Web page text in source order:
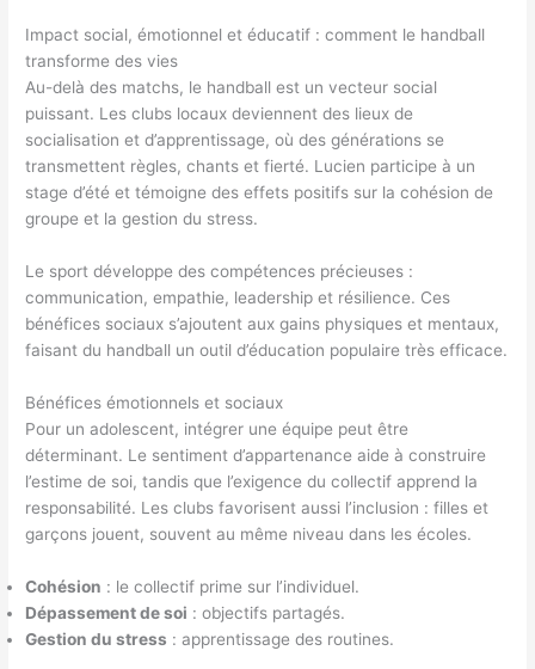
Impact social, émotionnel et éducatif : comment le handball
transforme des vies
Au-delà des matchs, le handball est un vecteur social
puissant. Les clubs locaux deviennent des lieux de
socialisation et d’apprentissage, où des générations se
transmettent règles, chants et fierté. Lucien participe à un
stage d’été et témoigne des effets positifs sur la cohésion de
groupe et la gestion du stress.
Le sport développe des compétences précieuses :
communication, empathie, leadership et résilience. Ces
bénéfices sociaux s’ajoutent aux gains physiques et mentaux,
faisant du handball un outil d’éducation populaire très efficace.
Bénéfices émotionnels et sociaux
Pour un adolescent, intégrer une équipe peut être
déterminant. Le sentiment d’appartenance aide à construire
l’estime de soi, tandis que l’exigence du collectif apprend la
responsabilité. Les clubs favorisent aussi l’inclusion : filles et
garçons jouent, souvent au même niveau dans les écoles.
Cohésion : le collectif prime sur l’individuel.
Dépassement de soi : objectifs partagés.
Gestion du stress : apprentissage des routines.